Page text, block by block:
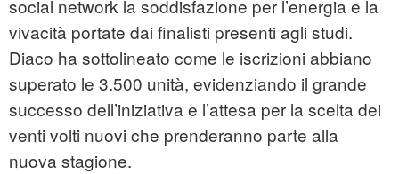
social network la soddisfazione per l’energia e la
vivacità portate dai finalisti presenti agli studi.
Diaco ha sottolineato come le iscrizioni abbiano
superato le 3.500 unità, evidenziando il grande
successo dell’iniziativa e l’attesa per la scelta dei
venti volti nuovi che prenderanno parte alla
nuova stagione.